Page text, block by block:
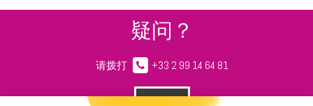
疑问？
请拨打 +33 2 99 14 64 81